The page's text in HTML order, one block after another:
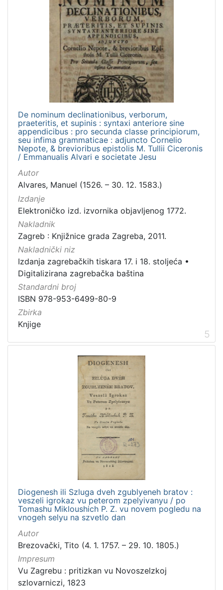
De nominum declinationibus, verborum,
praeteritis, et supinis : syntaxi anteriore sine
appendicibus : pro secunda classe principiorum,
seu infima grammaticae : adjuncto Cornelio
Nepote, & brevioribus epistolis M. Tullii Ciceronis
/ Emmanualis Alvari e societate Jesu
Autor
Alvares, Manuel (1526. – 30. 12. 1583.)
Izdanje
Elektroničko izd. izvornika objavljenog 1772.
Nakladnik
Zagreb : Knjižnice grada Zagreba, 2011.
Nakladnički niz
Izdanja zagrebačkih tiskara 17. i 18. stoljeća •
Digitalizirana zagrebačka baština
Standardni broj
ISBN 978-953-6499-80-9
Zbirka
Knjige
5
Diogenesh ili Szluga dveh zgublyeneh bratov :
veszeli igrokaz vu peterom zpelyivanyu / po
Tomashu Mikloushich P. Z. vu novem pogledu na
vnogeh selyu na szvetlo dan
Autor
Brezovački, Tito (4. 1. 1757. – 29. 10. 1805.)
Impresum
Vu Zagrebu : pritizkan vu Novoszelzkoj
szlovarniczi, 1823